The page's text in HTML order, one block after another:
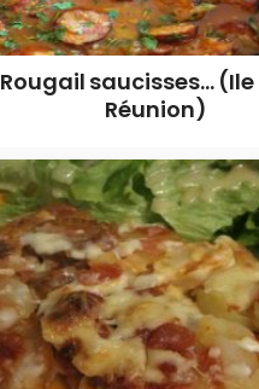
Rougail saucisses… (Ile
Réunion)